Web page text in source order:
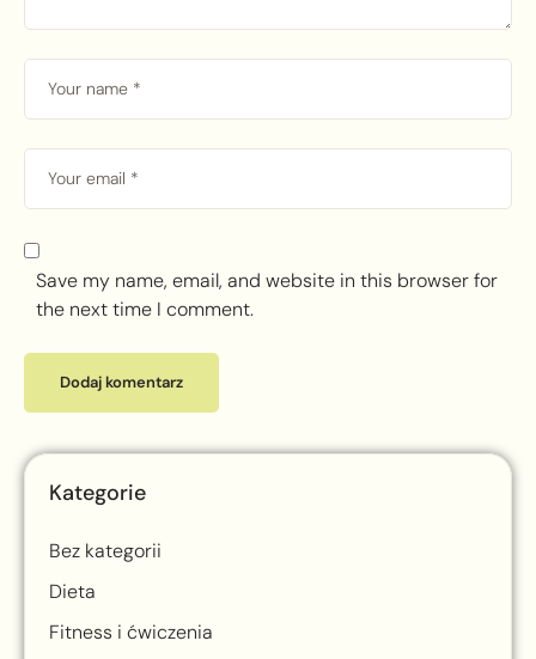
Save my name, email, and website in this browser for
the next time I comment.
Kategorie
Bez kategorii
Dieta
Fitness i ćwiczenia